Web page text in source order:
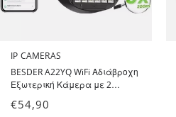
IP CAMERAS
BESDER A22YQ WiFi Αδιάβροχη
Εξωτερική Κάμερα με 2
νυχτερινή όραση με APP O-
€54,90